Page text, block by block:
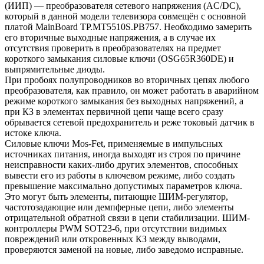
(ИИП) — преобразователя сетевого напряжения (AC/DC),
который в данной модели телевизора совмещён с основной
платой MainBoard TP.MT5510S.PB757. Необходимо замерить
его вторичные выходные напряжения, а в случае их
отсутствия проверить в преобразователях на предмет
короткого замыкания силовые ключи (OSG65R360DE) и
выпрямительные диоды.
При пробоях полупроводников во вторичных цепях любого
преобразователя, как правило, он может работать в аварийном
режиме короткого замыкания без выходных напряжений, а
при КЗ в элементах первичной цепи чаще всего сразу
обрывается сетевой предохранитель и реже токовый датчик в
истоке ключа.
Силовые ключи Mos-Fet, применяемые в импульсных
источниках питания, иногда выходят из строя по причине
неисправности каких-либо других элементов, способных
вывести его из работы в ключевом режиме, либо создать
превышение максимально допустимых параметров ключа.
Это могут быть элементы, питающие ШИМ-регулятор,
частотозадающие или демпферные цепи, либо элементы
отрицательной обратной связи в цепи стабилизации. ШИМ-
контроллеры PWM SOT23-6, при отсутствии видимых
повреждений или откровенных КЗ между выводами,
проверяются заменой на новые, либо заведомо исправные.